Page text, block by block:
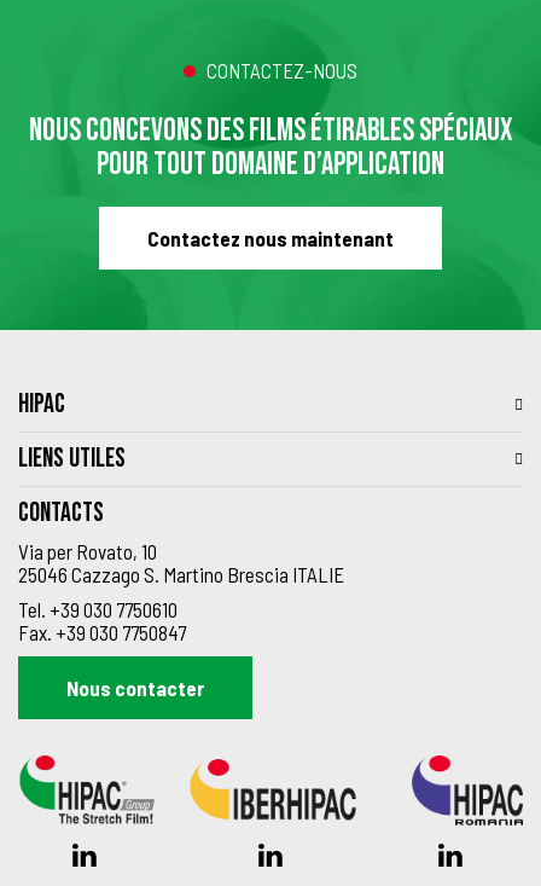
CONTACTEZ-NOUS
NOUS CONCEVONS DES FILMS ÉTIRABLES SPÉCIAUX
POUR TOUT DOMAINE D’APPLICATION
Contactez nous maintenant
HIPAC
LIENS UTILES
Contacts
Via per Rovato, 10
25046 Cazzago S. Martino Brescia ITALIE
Tel. +39 030 7750610
Fax. +39 030 7750847
Nous contacter